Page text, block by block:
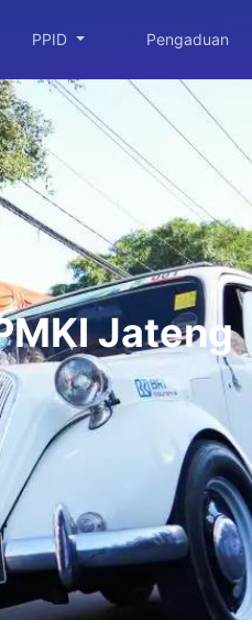
PPID Pengaduan
Jateng